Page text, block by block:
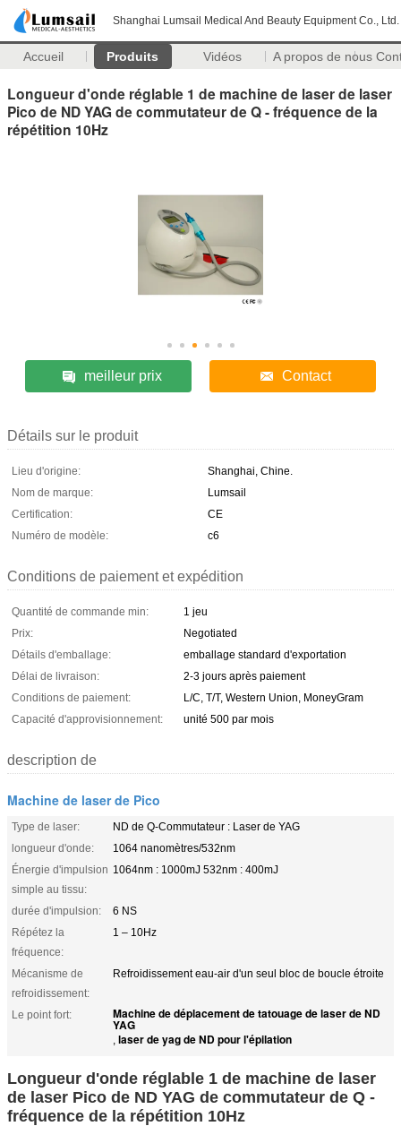
Shanghai Lumsail Medical And Beauty Equipment Co., Ltd.
Accueil Produits Vidéos A propos de nous
Longueur d'onde réglable 1 de machine de laser de laser
Pico de ND YAG de commutateur de Q - fréquence de la
répétition 10Hz
meilleur prix Contact
Détails sur le produit
Lieu d'origine:
Shanghai, Chine.
Nom de marque:
Lumsail
Certification:
CE
Numéro de modèle:
c6
Conditions de paiement et expédition
Quantité de commande min:
1 jeu
Prix:
Negotiated
Détails d'emballage:
emballage standard d'exportation
Délai de livraison:
2-3 jours après paiement
Conditions de paiement:
L/C, T/T, Western Union, MoneyGram
Capacité d'approvisionnement:
unité 500 par mois
description de
Machine de laser de Pico
Type de laser:
ND de Q-Commutateur : Laser de YAG
longueur d'onde:
1064 nanomètres/532nm
Énergie d'impulsion
simple au tissu:
1064nm : 1000mJ 532nm : 400mJ
durée d'impulsion:
6 NS
Répétez la
fréquence:
1 – 10Hz
Mécanisme de
refroidissement:
Refroidissement eau-air d'un seul bloc de boucle étroite
Le point fort: Machine de déplacement de tatouage de laser de ND
YAG
, laser de yag de ND pour l'épilation
Longueur d'onde réglable 1 de machine de laser
de laser Pico de ND YAG de commutateur de Q -
fréquence de la répétition 10Hz